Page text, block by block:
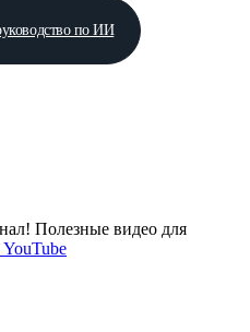
по ИИ
Полезные видео для
YouTube